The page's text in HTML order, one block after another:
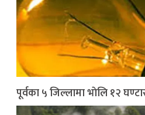
पूर्वका ५ जिल्लामा भाेलि १२